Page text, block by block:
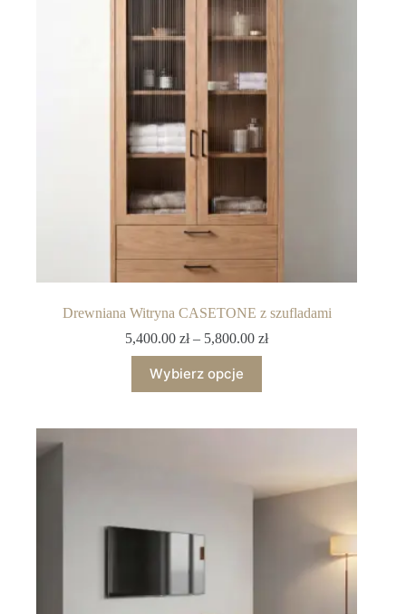
Drewniana Witryna CASETONE z szufladami
5,400.00zł – 5,800.00zł
Wybierz opcje